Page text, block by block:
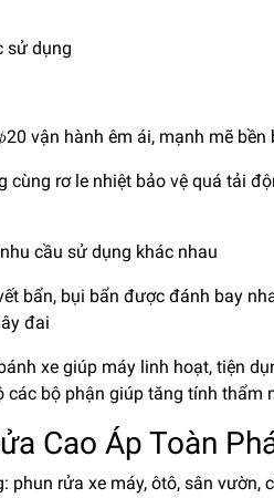
sử dụng
vận hành êm ái, mạnh mẽ bền
rơ le nhiệt bảo vệ quá tải
cầu sử dụng khác nhau
bẩn, bụi bẩn được đánh bay
đai
xe giúp máy linh hoạt, tiện
bộ phận giúp tăng tính thẩm
Cao Áp Toàn
rửa xe máy, ôtô, sân vườn,